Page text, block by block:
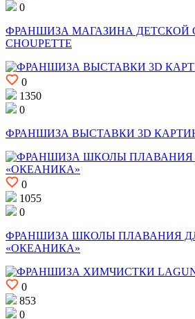
0
ФРАНШИЗА МАГАЗИНА ДЕТСКОЙ
CHOUPETTE
0
1350
0
ФРАНШИЗА ВЫСТАВКИ 3D
0
1055
0
ФРАНШИЗА ШКОЛЫ ПЛАВАНИЯ
«ОКЕАНИКА»
0
853
0